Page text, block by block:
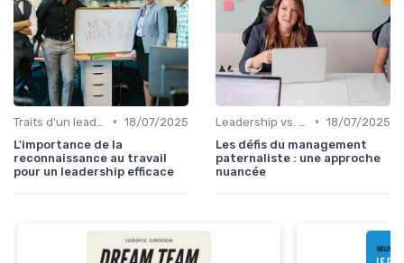
• 18/07/2025
L'importance de la
reconnaissance au travail
pour un leadership efficace
• 18/07/2025
Les défis du management
paternaliste : une approche
nuancée